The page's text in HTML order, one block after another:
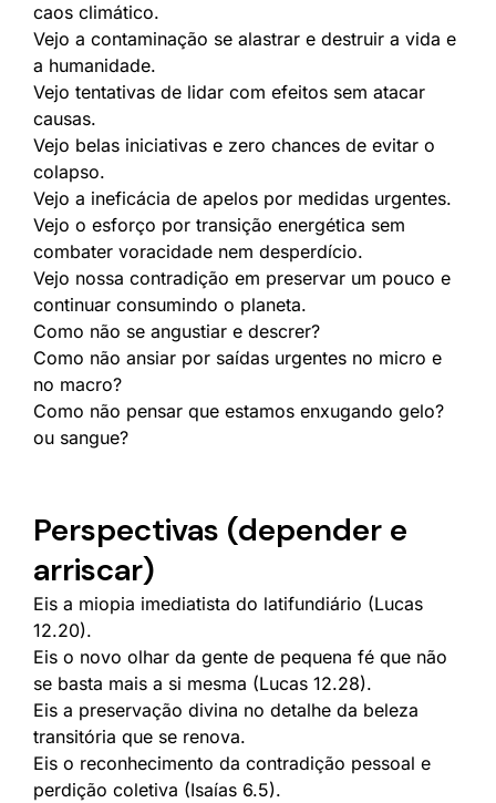
caos climático.
Vejo a contaminação se alastrar e destruir a vida e
a humanidade.
Vejo tentativas de lidar com efeitos sem atacar
causas.
Vejo belas iniciativas e zero chances de evitar o
colapso.
Vejo a ineficácia de apelos por medidas urgentes.
Vejo o esforço por transição energética sem
combater voracidade nem desperdício.
Vejo nossa contradição em preservar um pouco e
continuar consumindo o planeta.
Como não se angustiar e descrer?
Como não ansiar por saídas urgentes no micro e
no macro?
Como não pensar que estamos enxugando gelo?
ou sangue?
Perspectivas (depender e
arriscar)
Eis a miopia imediatista do latifundiário (Lucas
12.20).
Eis o novo olhar da gente de pequena fé que não
se basta mais a si mesma (Lucas 12.28).
Eis a preservação divina no detalhe da beleza
transitória que se renova.
Eis o reconhecimento da contradição pessoal e
perdição coletiva (Isaías 6.5).